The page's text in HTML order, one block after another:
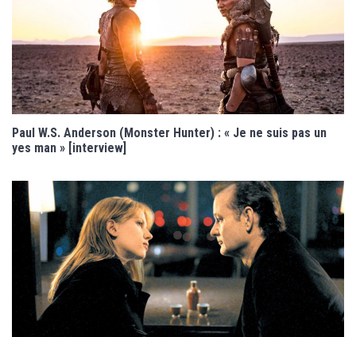
Paul W.S. Anderson (Monster Hunter) : « Je ne suis pas un
yes man » [interview]